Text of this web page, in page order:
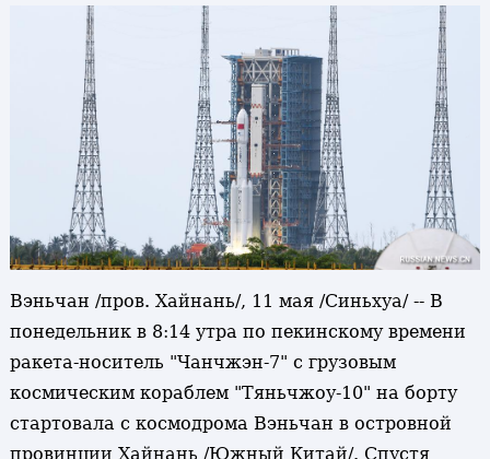
Вэньчан /пров. Хайнань/, 11 мая /Синьхуа/ -- В
понедельник в 8:14 утра по пекинскому времени
ракета-носитель "Чанчжэн-7" с грузовым
космическим кораблем "Тяньчжоу-10" на борту
стартовала с космодрома Вэньчан в островной
провинции Хайнань /Южный Китай/. Спустя